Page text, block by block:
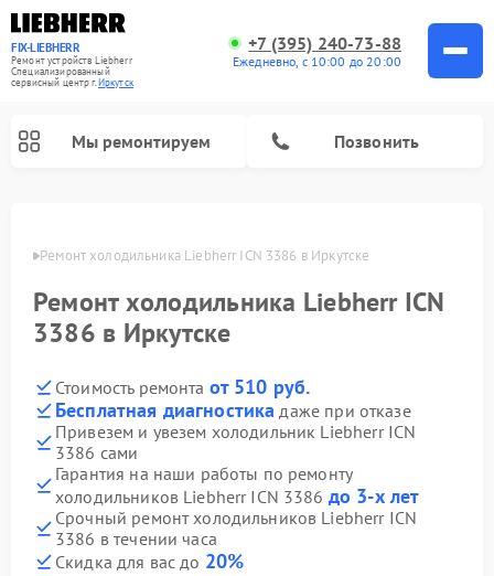
FIX-LIEBHERR
Ремонт устройств Liebherr
Специализированный
cервисный центр г.Иркутск
+7 (395) 240-73-88
Ежедневно, с 10:00 до 20:00
Мы ремонтируем Позвонить
Ремонт холодильника Liebherr ICN 3386 в Иркутске
Ремонт холодильника Liebherr ICN
3386 в Иркутске
Стоимость ремонта от 510 руб.
Бесплатная диагностика даже при отказе
Привезем и увезем холодильник Liebherr ICN
3386 сами
Гарантия на наши работы по ремонту
холодильников Liebherr ICN 3386 до 3-х лет
Срочный ремонт холодильников Liebherr ICN
3386 в течении часа
Скидка для вас до 20%